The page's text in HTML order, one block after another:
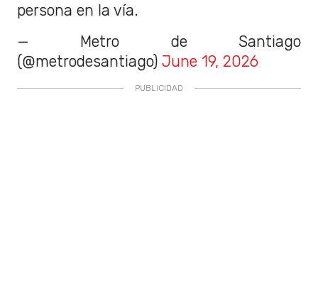
persona en la vía.
— Metro de Santiago
(@metrodesantiago) June 19, 2026